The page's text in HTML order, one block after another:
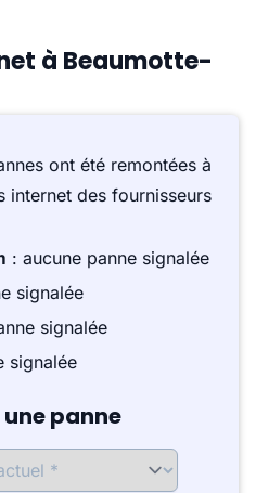
à Beaumotte-
ont été remontées à
internet des fournisseurs
: aucune panne signalée
signalée
signalée
signalée
panne